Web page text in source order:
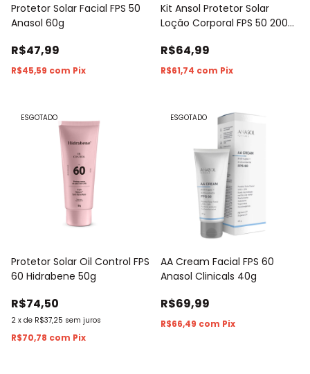
Protetor Solar Facial FPS 50
Anasol 60g
R$47,99
R$45,59 com Pix
Kit Ansol Protetor Solar
Loção Corporal FPS 50 200g
60g
R$64,99
R$61,74 com Pix
ESGOTADO
Protetor Solar Oil Control FPS
60 Hidrabene 50g
R$74,50
2 x de R$37,25 sem juros
R$70,78 com Pix
ESGOTADO
AA Cream Facial FPS 60
Anasol Clinicals 40g
R$69,99
R$66,49 com Pix